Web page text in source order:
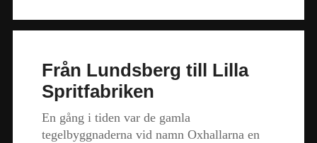
Från Lundsberg till Lilla
Spritfabriken
En gång i tiden var de gamla
tegelbyggnaderna vid namn Oxhallarna en